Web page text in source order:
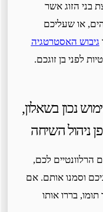
בני הזוג אשר
או שעליכם
גיבוש האסטרטגיה
לפני בן זוגכם.
נכון בשאלון,
ניהול השיחה
לכם,
וסמנו אותם. אם
בררו אותו